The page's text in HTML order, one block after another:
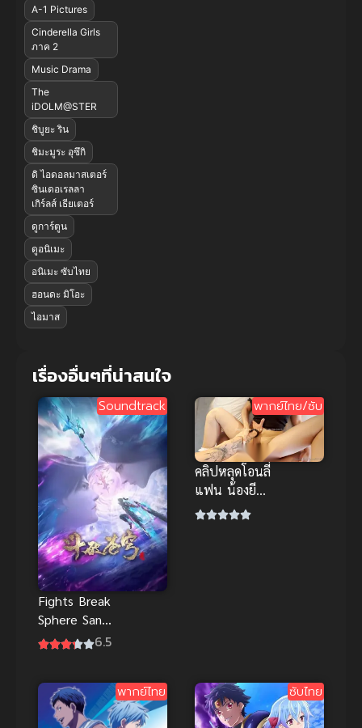
A-1 Pictures
Cinderella Girls
ภาค 2
Music Drama
The
iDOLM@STER
ชิบูยะ ริน
ชิมะมูระ อุซึกิ
ดิ ไอดอลมาสเตอร์
ซินเดอเรลลา
เกิร์ลส์ เธียเตอร์
ดูการ์ตูน
ดูอนิเมะ
อนิเมะ ซับไทย
ฮอนดะ มิโอะ
ไอมาส
เรื่องอื่นๆที่น่าสนใจ
Soundtrack
Fights Break
Sphere San
Nian Zhi Yao
พิเศษ 2021
6.5
พากย์ไทย/ซับ
คลิปหลุดโอนลี่
แฟน น้องยีน
ส์ แอบนัด
พากย์ไทย ซับไทย